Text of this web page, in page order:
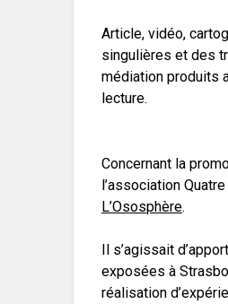
Article, vidéo,
singulières et des
médiation produits
lecture.
Concernant la
l’association
L’Ososphère.
Il s’agissait
exposées à
réalisation